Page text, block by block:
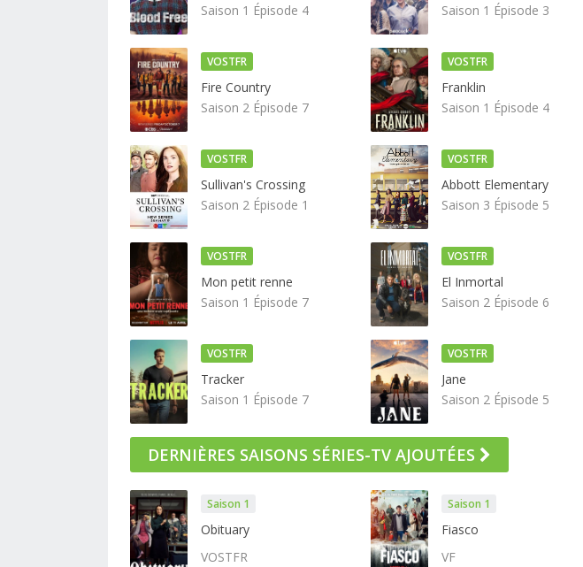
Saison 1 Épisode 4
Saison 1 Épisode 3
Fire Country
Saison 2 Épisode 7
VOSTFR
Franklin
Saison 1 Épisode 4
VOSTFR
Sullivan's Crossing
Saison 2 Épisode 1
VOSTFR
Abbott Elementary
Saison 3 Épisode 5
VOSTFR
Mon petit renne
Saison 1 Épisode 7
VOSTFR
El Inmortal
Saison 2 Épisode 6
VOSTFR
Tracker
Saison 1 Épisode 7
VOSTFR
Jane
Saison 2 Épisode 5
VOSTFR
DERNIÈRES SAISONS SÉRIES-TV AJOUTÉES
Obituary
VOSTFR
Saison 1
Fiasco
VF
Saison 1